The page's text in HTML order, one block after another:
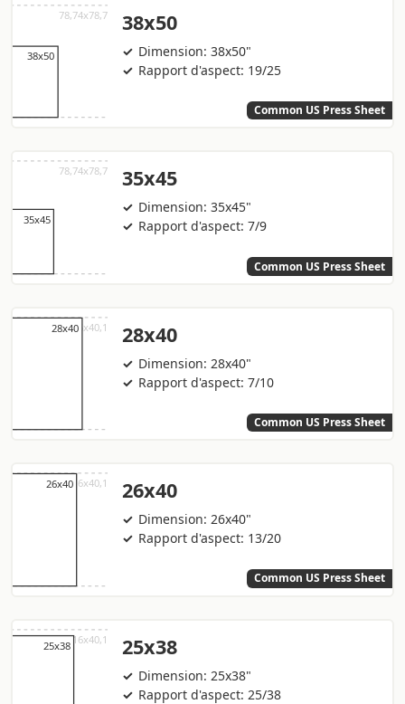
38x50
Dimension: 38x50"
Rapport d'aspect: 19/25
Common US Press Sheet
35x45
Dimension: 35x45"
Rapport d'aspect: 7/9
Common US Press Sheet
28x40
Dimension: 28x40"
Rapport d'aspect: 7/10
Common US Press Sheet
26x40
Dimension: 26x40"
Rapport d'aspect: 13/20
Common US Press Sheet
25x38
Dimension: 25x38"
Rapport d'aspect: 25/38